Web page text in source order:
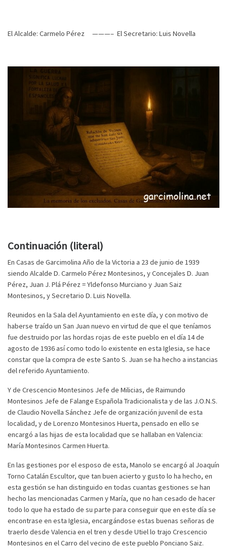
El Alcalde: Carmelo Pérez ———– El Secretario: Luis Novella
Continuación (literal)
En Casas de Garcimolina Año de la Victoria a 23 de junio de 1939
siendo Alcalde D. Carmelo Pérez Montesinos, y Concejales D. Juan
Pérez, Juan J. Plá Pérez = Yldefonso Murciano y Juan Saiz
Montesinos, y Secretario D. Luis Novella.
Reunidos en la Sala del Ayuntamiento en este día, y con motivo de
haberse traído un San Juan nuevo en virtud de que el que teníamos
fue destruido por las hordas rojas de este pueblo en el día 14 de
agosto de 1936 así como todo lo existente en esta Iglesia, se hace
constar que la compra de este Santo S. Juan se ha hecho a instancias
del referido Ayuntamiento.
Y de Crescencio Montesinos Jefe de Milicias, de Raimundo
Montesinos Jefe de Falange Española Tradicionalista y de las J.O.N.S.
de Claudio Novella Sánchez Jefe de organización juvenil de esta
localidad, y de Lorenzo Montesinos Huerta, pensado en ello se
encargó a las hijas de esta localidad que se hallaban en Valencia:
María Montesinos Carmen Huerta.
En las gestiones por el esposo de esta, Manolo se encargó al Joaquín
Torno Catalán Escultor, que tan buen acierto y gusto lo ha hecho, en
esta gestión se han distinguido en todas cuantas gestiones se han
hecho las mencionadas Carmen y María, que no han cesado de hacer
todo lo que ha estado de su parte para conseguir que en este día se
encontrase en esta Iglesia, encargándose estas buenas señoras de
traerlo desde Valencia en el tren y desde Utiel lo trajo Crescencio
Montesinos en el Carro del vecino de este pueblo Ponciano Saiz.